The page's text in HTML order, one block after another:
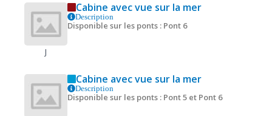
J
Cabine avec vue sur la mer
Description
Disponible sur les ponts : Pont 6
Cabine avec vue sur la mer
Description
Disponible sur les ponts : Pont 5 et Pont 6